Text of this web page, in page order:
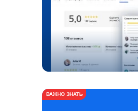
ВАЖНО ЗНАТЬ